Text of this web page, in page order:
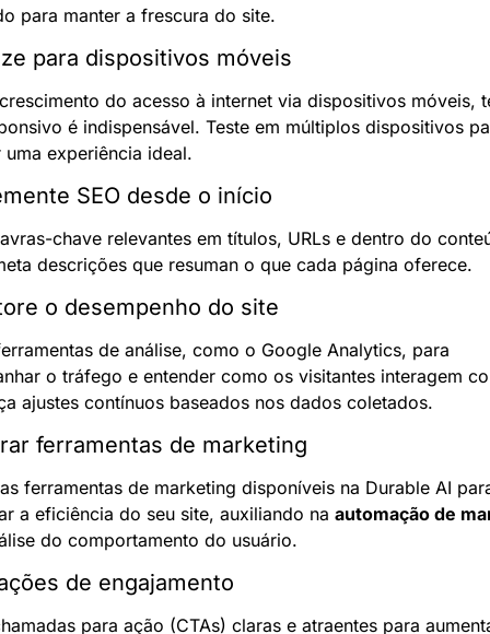
para manter a frescura do site.
para dispositivos móveis
do acesso à internet via dispositivos móveis,
é indispensável. Teste em múltiplos dispositivos
uma experiência ideal.
SEO desde o início
chave relevantes em títulos, URLs e dentro do
descrições que resuman o que cada página oferece.
o desempenho do site
de análise, como o Google Analytics, para
o tráfego e entender como os visitantes interagem
ajustes contínuos baseados nos dados coletados.
ferramentas de marketing
ferramentas de marketing disponíveis na Durable AI
a eficiência do seu site, auxiliando na automação de
do comportamento do usuário.
de engajamento
para ação (CTAs) claras e atraentes para